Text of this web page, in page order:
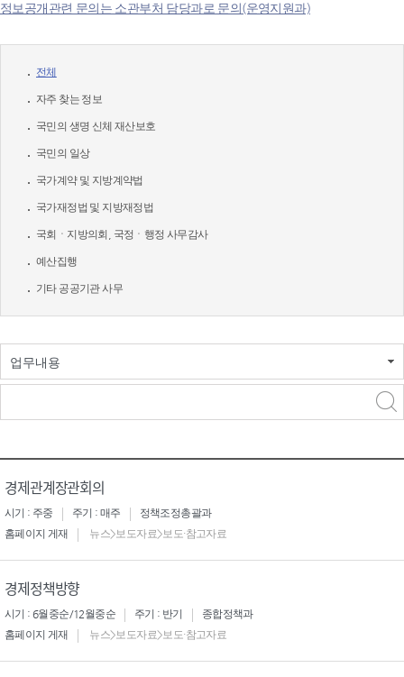
정보공개관련 문의는 소관부처 담당과로 문의(운영지원과)
전체
자주 찾는 정보
국민의 생명 신체 재산보호
국민의 일상
국가계약 및 지방계약법
국가재정법 및 지방재정법
국회ㆍ지방의회, 국정ㆍ행정 사무감사
예산집행
기타 공공기관 사무
업무내용
경제관계장관회의
시기 : 주중 주기 : 매주
정책조정총괄과
홈페이지 게재
뉴스>보도자료>보도·참고자료
경제정책방향
시기 : 6월중순/12월중순 주기 : 반기
종합정책과
홈페이지 게재
뉴스>보도자료>보도·참고자료